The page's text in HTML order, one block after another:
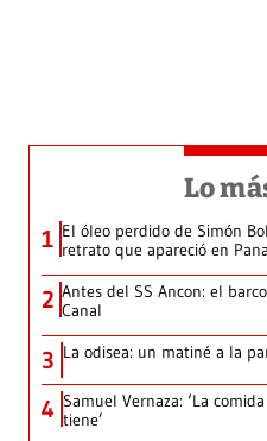
Lo
1 El óleo perdido de Simón
retrato que apareció en
2 Antes del SS Ancon: el
Canal
3 La odisea: un matiné a la
4 Samuel Vernaza: ‘La
tiene’